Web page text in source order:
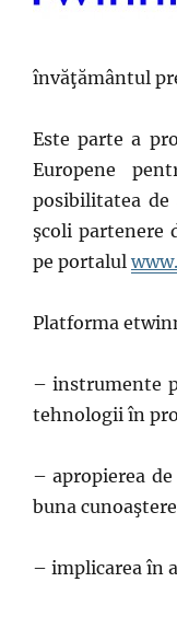
învăţământul
Este parte a
Europene
posibilitatea de
şcoli partenere
pe portalul
Platforma
– instrumente
tehnologii în
– apropierea
buna
– implicarea în